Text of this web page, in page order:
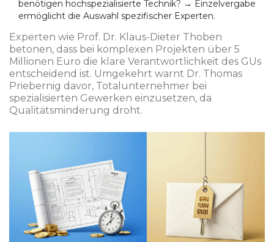
benötigen hochspezialisierte Technik? → Einzelvergabe
ermöglicht die Auswahl spezifischer Experten.
Experten wie Prof. Dr. Klaus-Dieter Thoben
betonen, dass bei komplexen Projekten über 5
Millionen Euro die klare Verantwortlichkeit des GUs
entscheidend ist. Umgekehrt warnt Dr. Thomas
Priebernig davor, Totalunternehmer bei
spezialisierten Gewerken einzusetzen, da
Qualitätsminderung droht.